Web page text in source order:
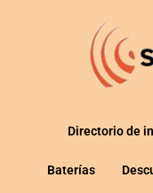
Directorio de
Baterías